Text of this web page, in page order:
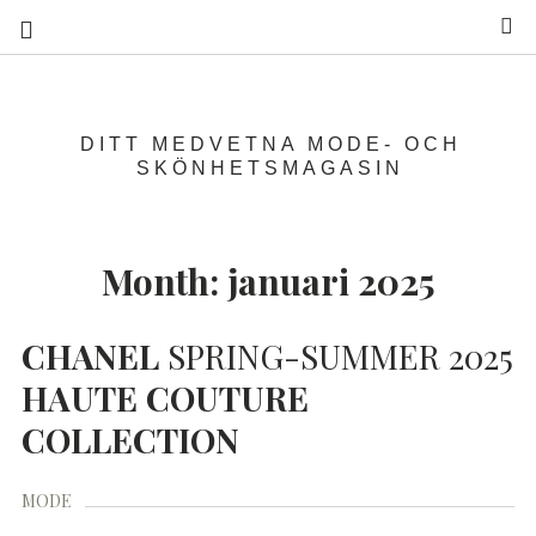
DITT MEDVETNA MODE- OCH
SKÖNHETSMAGASIN
Month: januari 2025
CHANEL SPRING-SUMMER 2025
HAUTE COUTURE
COLLECTION
MODE